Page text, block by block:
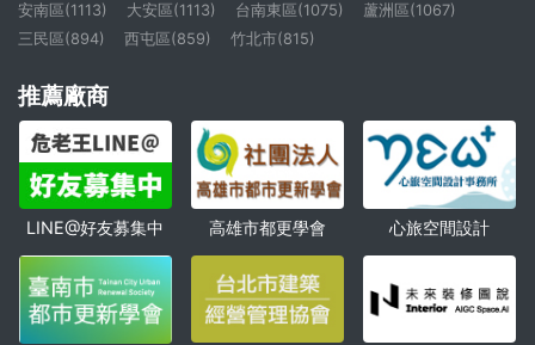
安南區(1113)
大安區(1113) 台南東區(1075)
蘆洲區(1067)
三民區(894)
西屯區(859) 竹北市(815)
推薦廠商
LINE@好友募集中 高雄市都更學會 心旅空間設計